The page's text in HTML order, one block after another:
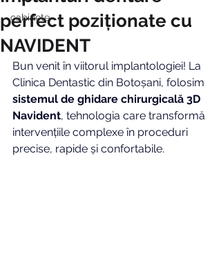
cabinete
perfect poziționate cu
NAVIDENT
Bun venit în viitorul implantologiei! La
Clinica Dentastic din Botoșani, folosim
sistemul de ghidare chirurgicală 3D
Navident, tehnologia care transformă
intervențiile complexe în proceduri
precise, rapide și confortabile.